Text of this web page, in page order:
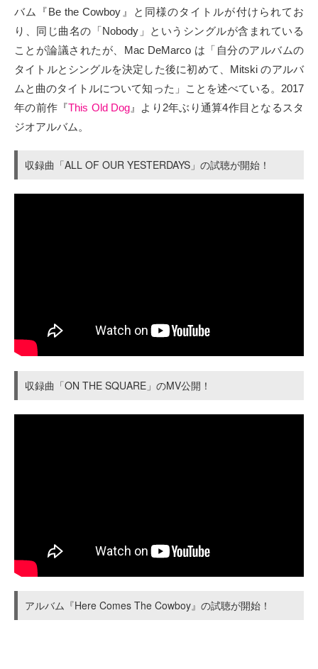
バム『Be the Cowboy』と同様のタイトルが付けられてお
り、同じ曲名の「Nobody」というシングルが含まれている
ことが論議されたが、Mac DeMarco は「自分のアルバムの
タイトルとシングルを決定した後に初めて、Mitski のアルバ
ムと曲のタイトルについて知った」ことを述べている。2017
年の前作『This Old Dog』より2年ぶり通算4作目となるスタ
ジオアルバム。
収録曲「ALL OF OUR YESTERDAYS」の試聴が開始！
収録曲「ON THE SQUARE」のMV公開！
アルバム『Here Comes The Cowboy』の試聴が開始！